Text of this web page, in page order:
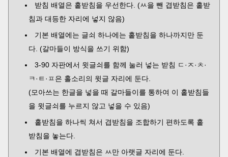
받침 배열은 홑받침을 우선한다. (ㅆ을 뺀 겹받침은 홑받
침과 대등한 자리에 넣지 않음)
기본 배열에는 글쇠 하나에는 홑받침을 하나까지만 둔
다. (갈마들이 방식을 쓰기 위함)
3-90 자판에서 윗글쇠를 함께 눌러 넣는 받침 ㄷ·ㅈ·ㅊ·
ㅋ·ㅌ·ㅍ은 홀소리의 윗글 자리에 둔다.
(모아쓰는 한글을 넣을 때 갈마들이를 통하여 이 홑받침들
을 윗글쇠를 누르지 않고 넣을 수 있음)
홑받침을 하나씩 쳐서 겹받침을 조합하기 편하도록 홑
받침을 놓는다.
기본 배열에 겹받침은 ㅆ만 아랫글 자리에 둔다.